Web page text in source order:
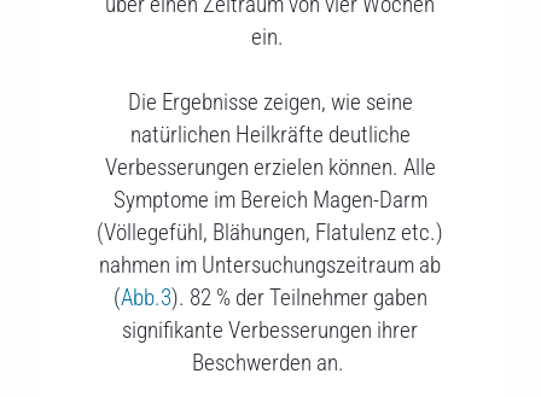
ein.
Die Ergebnisse zeigen, wie seine
natürlichen Heilkräfte deutliche
Verbesserungen erzielen können. Alle
Symptome im Bereich Magen-Darm
(Völlegefühl, Blähungen, Flatulenz etc.)
nahmen im Untersuchungszeitraum ab
(Abb.3). 82 % der Teilnehmer gaben
signifikante Verbesserungen ihrer
Beschwerden an.